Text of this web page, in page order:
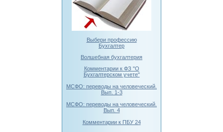
Выбери профессию
Бухгалтер
Волшебная бухгалтерия
Комментарии к ФЗ "О
Бухгалтерском учете"
МСФО: переводы на человеческий.
Вып. 1-3
МСФО: переводы на человеческий.
Вып. 4
Комментарии к ПБУ 24